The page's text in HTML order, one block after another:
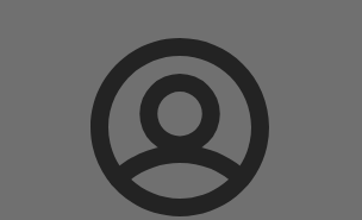
Login
COBRA-TDC01/03